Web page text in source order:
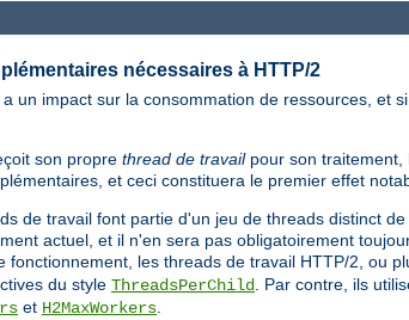
nécessaires à HTTP/2
un impact sur la consommation de ressources, et
son propre thread de travailpour son traitement,
et ceci constituera le premier effet
de travail font partie d'un jeu de threads distinct
actuel, et il n'en sera pas obligatoirement
les threads de travail HTTP/2, ou
du style ThreadsPerChild . Par contre, ils
et H2MaxWorkers